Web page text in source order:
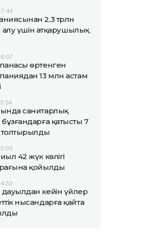
2,3 трлн
алу үшін атқарушылық
өртенген
13 млн астам
санитарлық
қатысты 7
толтырылды
42 жүк көлігі
қойылды
кейін үйлер
нысандарға қайта